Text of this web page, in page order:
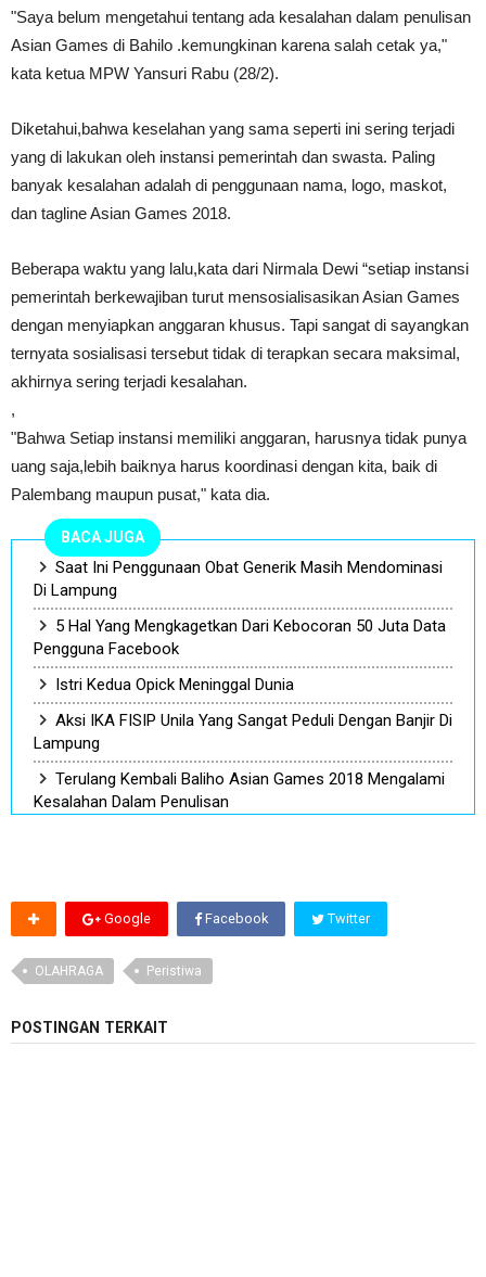
"Saya belum mengetahui tentang ada kesalahan dalam penulisan
Asian Games di Bahilo .kemungkinan karena salah cetak ya,"
kata ketua MPW Yansuri Rabu (28/2).
Diketahui,bahwa keselahan yang sama seperti ini sering terjadi
yang di lakukan oleh instansi pemerintah dan swasta. Paling
banyak kesalahan adalah di penggunaan nama, logo, maskot,
dan tagline Asian Games 2018.
Beberapa waktu yang lalu,kata dari Nirmala Dewi “setiap instansi
pemerintah berkewajiban turut mensosialisasikan Asian Games
dengan menyiapkan anggaran khusus. Tapi sangat di sayangkan
ternyata sosialisasi tersebut tidak di terapkan secara maksimal,
akhirnya sering terjadi kesalahan.
,
"Bahwa Setiap instansi memiliki anggaran, harusnya tidak punya
uang saja,lebih baiknya harus koordinasi dengan kita, baik di
Palembang maupun pusat," kata dia.
BACA JUGA
Saat Ini Penggunaan Obat Generik Masih Mendominasi
Di Lampung
5 Hal Yang Mengkagetkan Dari Kebocoran 50 Juta Data
Pengguna Facebook
Istri Kedua Opick Meninggal Dunia
Aksi IKA FISIP Unila Yang Sangat Peduli Dengan Banjir Di
Lampung
Terulang Kembali Baliho Asian Games 2018 Mengalami
Kesalahan Dalam Penulisan
Google Facebook Twitter
OLAHRAGA Peristiwa
POSTINGAN TERKAIT